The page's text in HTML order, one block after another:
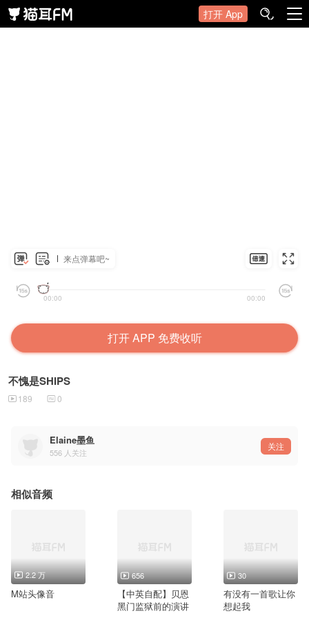
打开 App
来点弹幕吧~
00:00 00:00
打开 APP 免费收听
不愧是SHIPS
189 0
Elaine墨鱼
556 人关注
关注
相似音频
2.2 万
M站头像音
656
【中英自配】贝恩
黑门监狱前的演讲
30
有没有一首歌让你
想起我